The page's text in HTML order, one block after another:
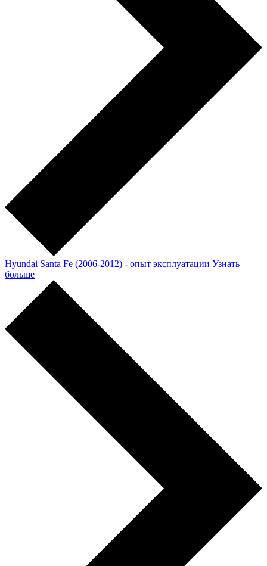
Hyundai Santa Fe (2006-2012) - опыт эксплуатации Узнать
больше